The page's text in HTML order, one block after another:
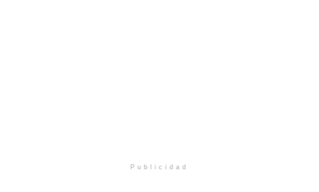
Publicidad